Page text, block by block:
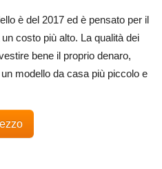
è del 2017 ed è pensato per il
costo più alto. La qualità dei
bene il proprio denaro,
modello da casa più piccolo e